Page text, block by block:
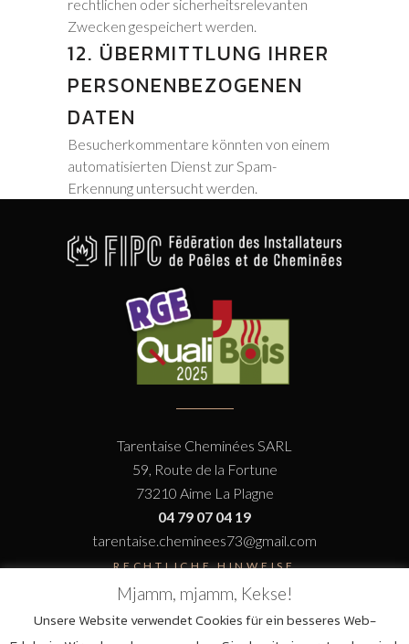
rechtlichen oder sicherheitsrelevanten
Zwecken gespeichert werden.
12. ÜBERMITTLUNG IHRER
PERSONENBEZOGENEN
DATEN
Besucherkommentare könnten von einem
automatisierten Dienst zur Spam-
Erkennung untersucht werden.
Tarentaise Cheminées SARL
59, Route de la Fortune
73210 Aime La Plagne
04 79 07 04 19
tarentaise.cheminees73@gmail.com
RECHTLICHE HINWEISE
Mjamm, mjamm, Kekse!
Unsere Website verwendet Cookies für ein besseres Web-